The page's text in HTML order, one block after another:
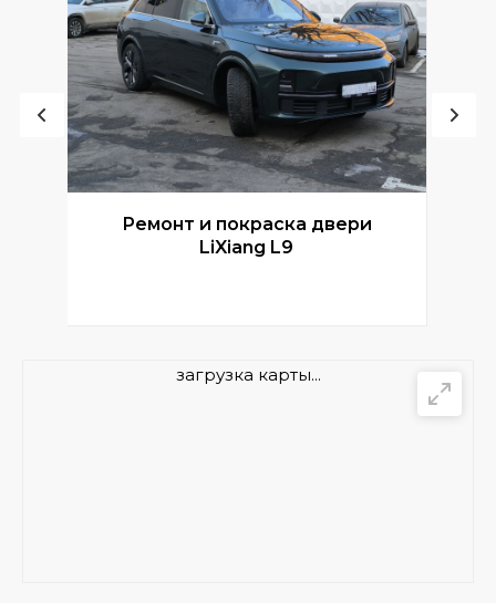
Ремонт и покраска двери
LiXiang L9
загрузка карты...